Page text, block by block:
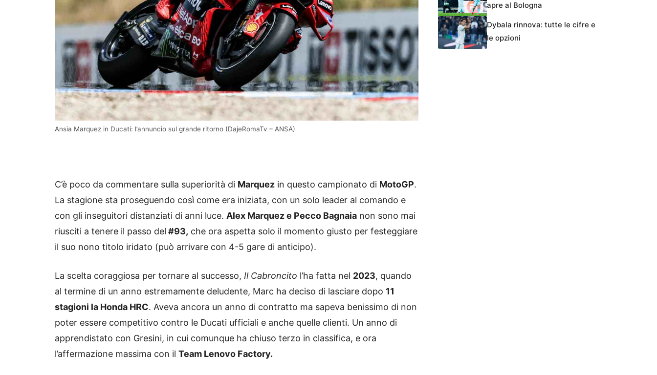
Ansia Marquez in Ducati: l’annuncio sul grande ritorno (DajeRomaTv – ANSA)
C’è poco da commentare sulla superiorità di Marquez in questo campionato di MotoGP.
La stagione sta proseguendo così come era iniziata, con un solo leader al comando e
con gli inseguitori distanziati di anni luce. Alex Marquez e Pecco Bagnaia non sono mai
riusciti a tenere il passo del #93, che ora aspetta solo il momento giusto per festeggiare
il suo nono titolo iridato (può arrivare con 4-5 gare di anticipo).
La scelta coraggiosa per tornare al successo, Il Cabroncito l’ha fatta nel 2023, quando
al termine di un anno estremamente deludente, Marc ha deciso di lasciare dopo 11
stagioni la Honda HRC. Aveva ancora un anno di contratto ma sapeva benissimo di non
poter essere competitivo contro le Ducati ufficiali e anche quelle clienti. Un anno di
apprendistato con Gresini, in cui comunque ha chiuso terzo in classifica, e ora
l’affermazione massima con il Team Lenovo Factory.
apre al Bologna
Dybala rinnova: tutte le cifre e
le opzioni